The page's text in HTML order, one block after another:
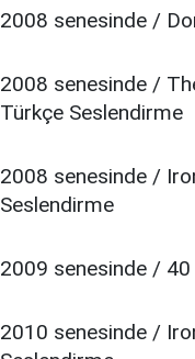
2008 senesinde /
2008 senesinde /
Türkçe Seslendirme
2008 senesinde /
Seslendirme
2009 senesinde /
2010 senesinde /